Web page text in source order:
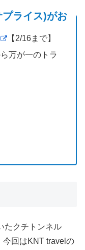
ライス)がお
【2/16まで】
万が一のトラ
たクチトンネル
今回はKNT travelの